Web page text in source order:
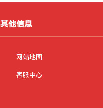
其他信息
网站地图
客服中心